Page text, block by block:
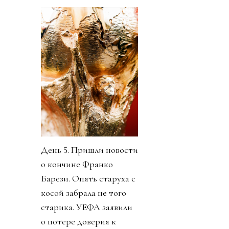
День 5. Пришли новости
о кончине Франко
Барези. Опять старуха с
косой забрала не того
старика. УЕФА заявили
о потере доверия к